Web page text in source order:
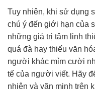
Tuy nhiên, khi sử dụng
chú ý đến giới hạn của
những giá trị tâm linh
quá đà hay thiếu văn
người khác mỉm cười
tế của người viết. Hãy
nhiên và văn minh trên